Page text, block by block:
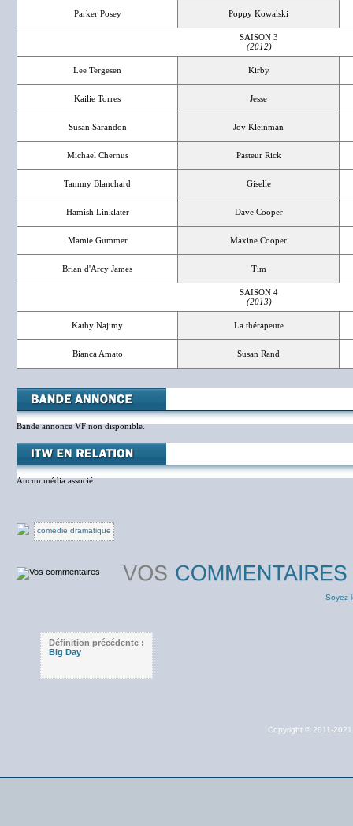
Parker Posey Poppy Kowalski
SAISON 3
(2012)
Lee Tergesen Kirby
Kailie Torres Jesse
Susan Sarandon Joy Kleinman
Michael Chernus Pasteur Rick
Tammy Blanchard Giselle
Hamish Linklater Dave Cooper
Mamie Gummer Maxine Cooper
Brian d'Arcy James Tim
SAISON 4
(2013)
Kathy Najimy La thérapeute
Bianca Amato Susan Rand
Bande annonce VF non disponible.
Aucun média associé.
comedie dramatique
Soyez
Définition précédente :
Big Day
Copyright © 2011-